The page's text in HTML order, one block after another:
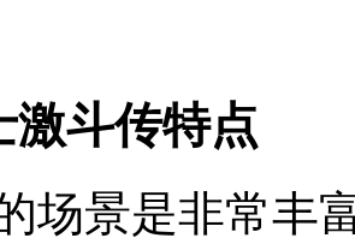
激斗传特点
场景是非常丰